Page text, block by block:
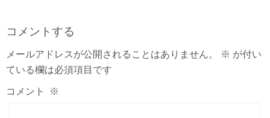
コメントする
メールアドレスが公開されることはありません。 ※ が付い
ている欄は必須項目です
コメント ※